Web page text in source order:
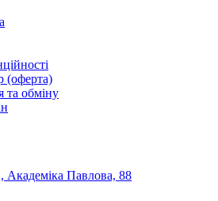
(оферта)
та обміну
Академіка Павлова, 88